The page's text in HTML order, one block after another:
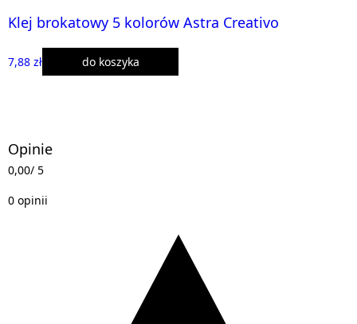
Klej brokatowy 5 kolorów Astra Creativo
7,88 zł do koszyka
Opinie
0,00/ 5
0 opinii